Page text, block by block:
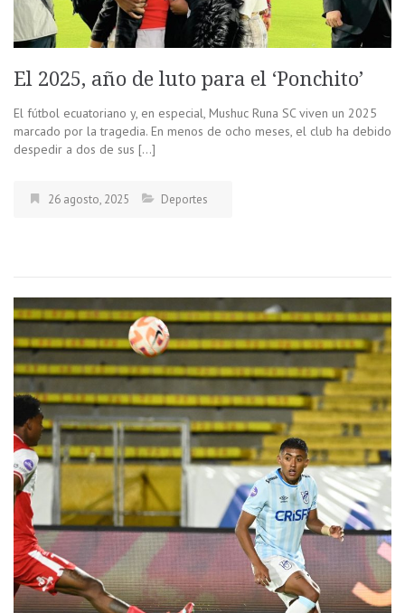
El 2025, año de luto para el ‘Ponchito’
El fútbol ecuatoriano y, en especial, Mushuc Runa SC viven un 2025
marcado por la tragedia. En menos de ocho meses, el club ha debido
despedir a dos de sus […]
26 agosto, 2025 Deportes